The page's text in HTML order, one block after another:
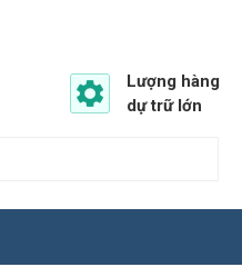
Lượng hàng
dự trữ lớn